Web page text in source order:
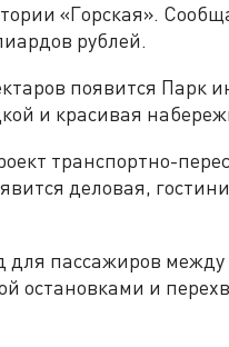
«Горская».
рублей.
появится Парк
и красивая
транспортно-
деловая,
для пассажиров
остановками и